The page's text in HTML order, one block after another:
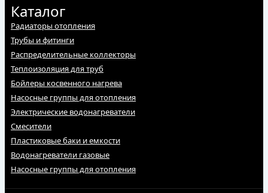
Каталог
Радиаторы отопления
Трубы и фитинги
Распределительные коллекторы
Теплоизоляция для труб
Бойлеры косвенного нагрева
Насосные группы для отопления
Электрические водонагреватели
Смесители
Пластиковые баки и емкости
Водонагреватели газовые
Насосные группы для отопления